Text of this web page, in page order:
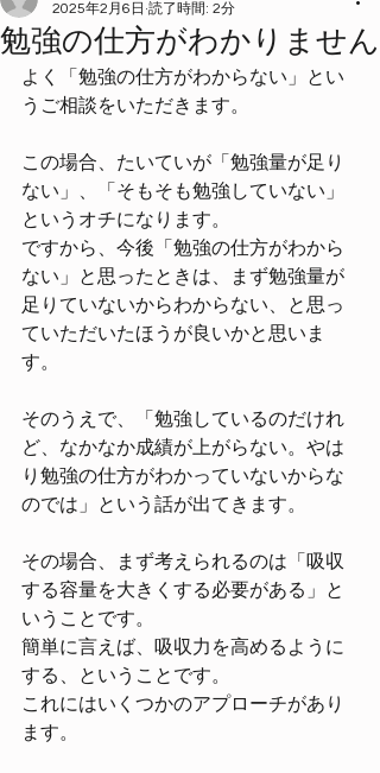
勉強の仕方がわかりません
2025年2月6日 読了時間: 2分
よく「勉強の仕方がわからない」とい
うご相談をいただきます。
この場合、たいていが「勉強量が足り
ない」、「そもそも勉強していない」
というオチになります。
ですから、今後「勉強の仕方がわから
ない」と思ったときは、まず勉強量が
足りていないからわからない、と思っ
ていただいたほうが良いかと思いま
す。
そのうえで、「勉強しているのだけれ
ど、なかなか成績が上がらない。やは
り勉強の仕方がわかっていないからな
のでは」という話が出てきます。
その場合、まず考えられるのは「吸収
する容量を大きくする必要がある」と
いうことです。
簡単に言えば、吸収力を高めるように
する、ということです。
これにはいくつかのアプローチがあり
ます。